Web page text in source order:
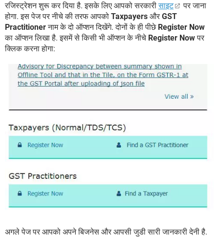
रजिस्ट्रेशन शुरू कर दिया है. इसके लिए आपको सरकारीसाइट
पर जाना
होगा. इस पेज पर नीचे की तरफ आपको Taxpayers और GST
Practitionerनाम के दो ऑप्शन दिखेंगे. दोनों के ही पीछे Register Now
का ऑप्शन लिखा है. इसमें से किसी भी ऑप्शन के नीचे Register Nowपर
क्लिक करना होगा:
अगले पेज पर आपको अपने बिजनेस और आपसी जुडी सारी जानकारी देनी है.